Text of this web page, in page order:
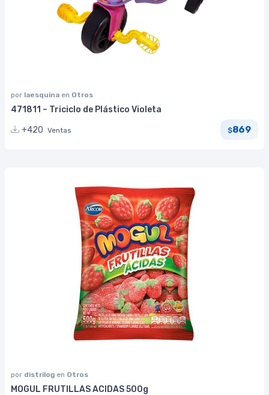
por laesquina en Otros
471811 – Triciclo de Plástico Violeta
+420 Ventas $869
por distrilog en Otros
MOGUL FRUTILLAS ACIDAS 500g